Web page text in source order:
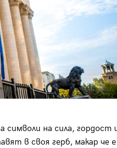
символи на сила, гордост
в своя герб, макар че е